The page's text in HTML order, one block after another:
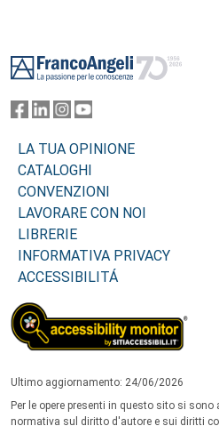
LA TUA OPINIONE
CATALOGHI
CONVENZIONI
LAVORARE CON NOI
LIBRERIE
INFORMATIVA PRIVACY
ACCESSIBILITÁ
Ultimo aggiornamento: 24/06/2026
Per le opere presenti in questo sito si
normativa sul diritto d'autore e sui diritti